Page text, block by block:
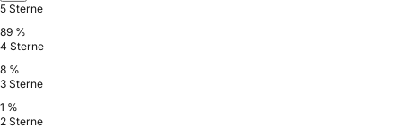
5 Sterne
89 %
4 Sterne
8 %
3 Sterne
1 %
2 Sterne